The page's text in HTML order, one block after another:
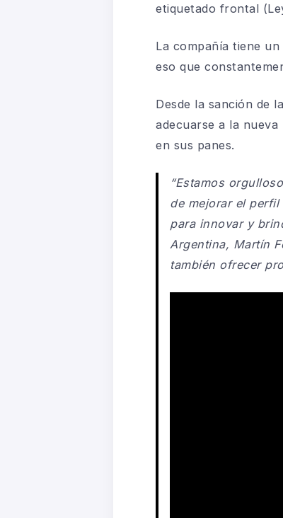
etiquetado frontal
La compañía tiene
eso que
Desde la sanción de
adecuarse a la
en sus panes.
“Estamos
de mejorar el
para innovar y
Argentina, Martín
también ofrecer